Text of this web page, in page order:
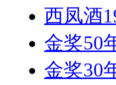
西凤酒
金奖50
金奖30